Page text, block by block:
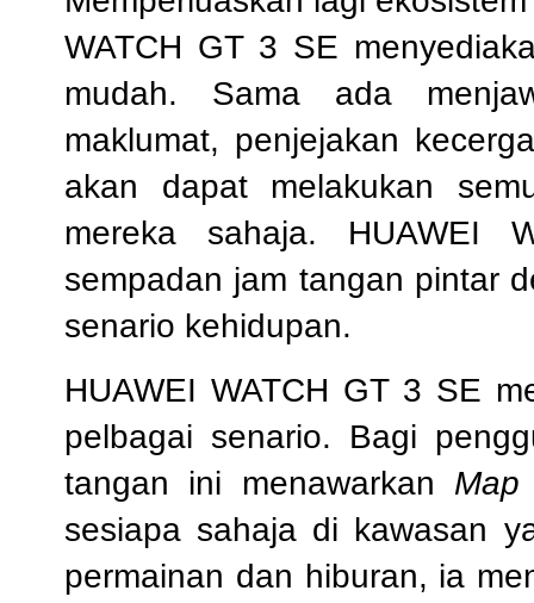
WATCH GT 3 SE
mudah. Sama ada
maklumat, penjejakan
akan dapat melakukan
mereka sahaja. HUAWEI
sempadan jam tangan pintar
senario kehidupan.
HUAWEI WATCH GT 3 SE
pelbagai senario. Bagi
tangan ini menawarkan Map
sesiapa sahaja di kawasan
permainan dan hiburan, ia